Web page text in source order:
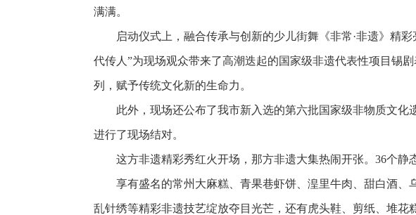
满满。
启动仪式上，融合传承与创新的少儿街舞《非常·非遗》
代传人”为现场观众带来了高潮迭起的国家级非遗代表性项目锡
列，赋予传统文化新的生命力。
此外，现场还公布了我市新入选的第六批国家级非物质文
进行了现场结对。
这方非遗精彩秀红火开场，那方非遗大集热闹开张。36个
享有盛名的常州大麻糕、青果巷虾饼、湟里牛肉、甜白酒、
乱针绣等精彩非遗技艺绽放夺目光芒，还有虎头鞋、剪纸、堆花